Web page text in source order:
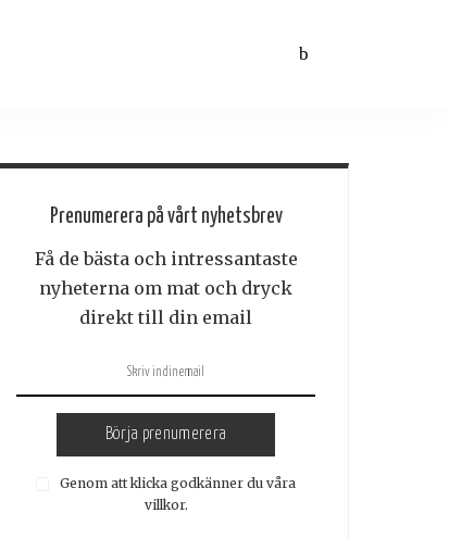
Prenumerera på vårt nyhetsbrev
Få de bästa och intressantaste
nyheterna om mat och dryck
direkt till din email
Börja prenumerera
Genom att klicka godkänner du våra
villkor.